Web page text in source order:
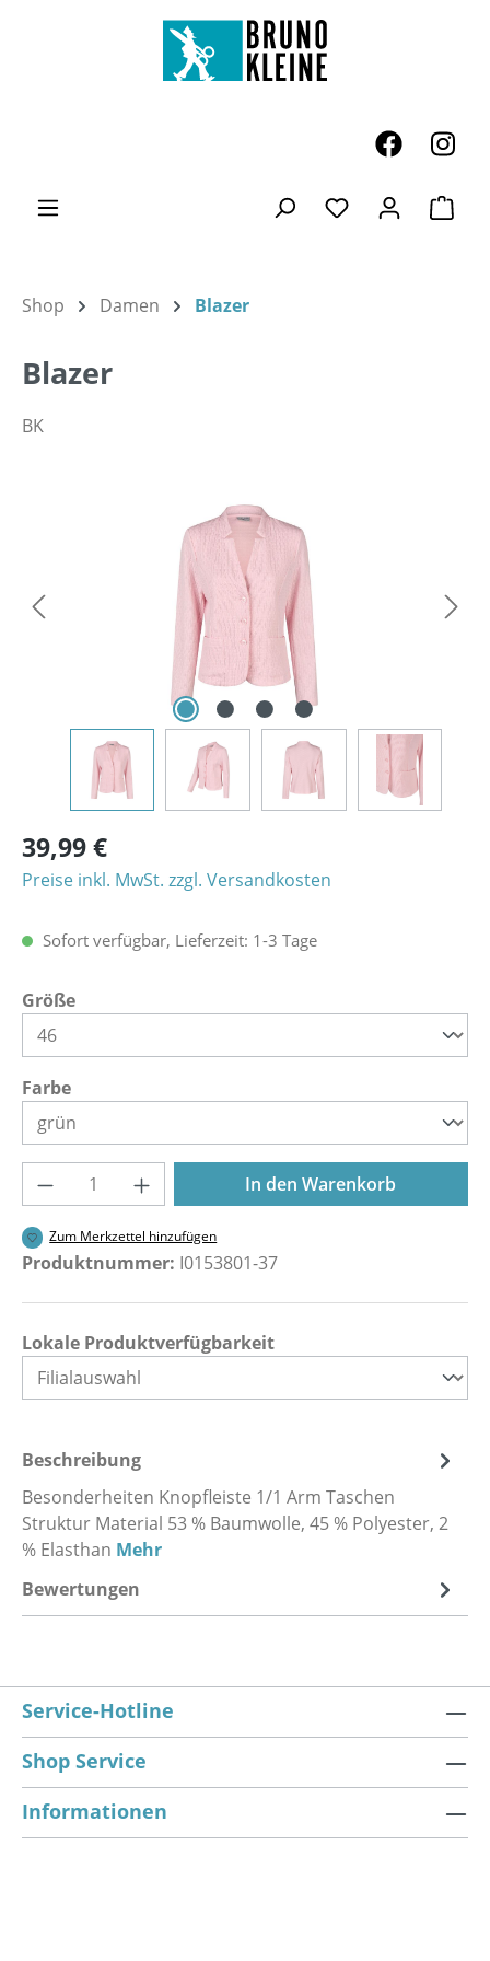
Zum Hauptinhalt springen
Du hast 0
Shop Damen Blazer
Blazer
BK
39,99 €
Preise inkl. MwSt. zzgl. Versandkosten
Sofort verfügbar, Lieferzeit: 1-3 Tage
Größeauswählen
Farbeauswählen
Produkt Anzahl: Gib den gewünschten
In den Warenkorb
Zum Merkzettel hinzufügen
Produktnummer: I0153801-37
Lokale Produktverfügbarkeit
Beschreibung
Besonderheiten Knopfleiste 1/1 Arm Taschen
Struktur Material 53 % Baumwolle, 45 % Polyester, 2
% Elasthan Mehr
Bewertungen
Service-Hotline
Shop Service
Informationen